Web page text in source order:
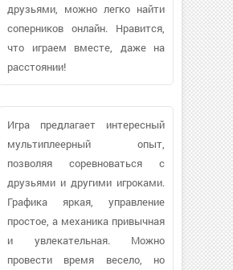
друзьями, можно легко найти
соперников онлайн. Нравится,
что играем вместе, даже на
расстоянии!
Игра предлагает интересный
мультиплеерный опыт,
позволяя соревноваться с
друзьями и другими игроками.
Графика яркая, управление
простое, а механика привычная
и увлекательная. Можно
провести время весело, но